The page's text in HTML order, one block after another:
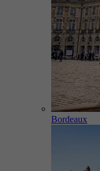
Bordeaux